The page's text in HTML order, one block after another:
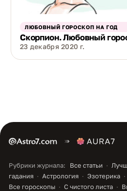
ЛЮБОВНЫЙ ГОРОСКОП НА ГОД
Скорпион. Любовный
23 декабря 2020 г.
Рубрики журнала: Все статьи
гадания
Астрология Эзотерика
Все гороскопы
С чистого листа